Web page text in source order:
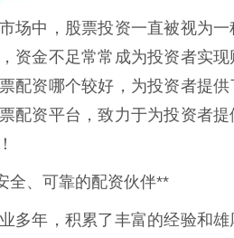
场中，股票投资一直被视为
资金不足常常成为投资者实
配资哪个较好，为投资者提
配资平台，致力于为投资者
全、可靠的配资伙伴**
多年，积累了丰富的经验和